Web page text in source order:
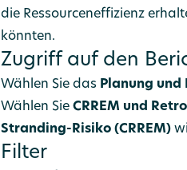
die Ressourceneffizienz
könnten.
Zugriff auf den
Wählen Sie das Planung und
Wählen Sie CRREM und
Stranding-Risiko (CRREM)
Filter